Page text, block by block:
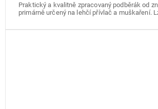
Praktický a kvalitně zpracovaný podběrák od
primárně určený na lehčí přívlač a muškaření.